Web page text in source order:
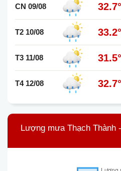
CN 09/08 32.7°
T2 10/08 33.2°
T3 11/08 31.5°
T4 12/08 32.7°
Lượng mưa Thạch Thành